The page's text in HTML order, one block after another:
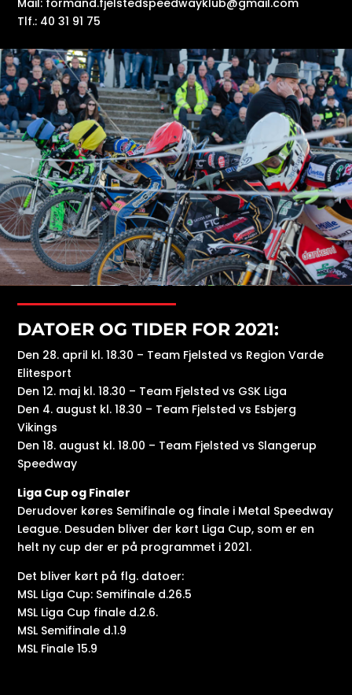
Mail: formand.fjelstedspeedwayklub@gmail.com
Tlf.: 40 31 91 75
DATOER OG TIDER FOR 2021:
Den 28. april kl. 18.30 – Team Fjelsted vs Region Varde
Elitesport
Den 12. maj kl. 18.30 – Team Fjelsted vs GSK Liga
Den 4. august kl. 18.30 – Team Fjelsted vs Esbjerg
Vikings
Den 18. august kl. 18.00 – Team Fjelsted vs Slangerup
Speedway
Liga Cup og Finaler
Derudover køres Semifinale og finale i Metal Speedway
League. Desuden bliver der kørt Liga Cup, som er en
helt ny cup der er på programmet i 2021.
Det bliver kørt på flg. datoer:
MSL Liga Cup: Semifinale d.26.5
MSL Liga Cup finale d.2.6.
MSL Semifinale d.1.9
MSL Finale 15.9